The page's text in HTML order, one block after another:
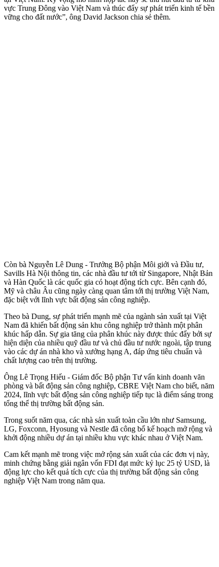
vực Trung Đông vào Việt Nam và thúc đẩy sự phát triển kinh tế bền
vững cho đất nước”, ông David Jackson chia sẻ thêm.
Còn bà Nguyễn Lê Dung - Trưởng Bộ phận Môi giới và Đầu tư,
Savills Hà Nội thông tin, các nhà đầu tư tới từ Singapore, Nhật Bản
và Hàn Quốc là các quốc gia có hoạt động tích cực. Bên cạnh đó,
Mỹ và châu Âu cũng ngày càng quan tâm tới thị trường Việt Nam,
đặc biệt với lĩnh vực bất động sản công nghiệp.
Theo bà Dung, sự phát triển mạnh mẽ của ngành sản xuất tại Việt
Nam đã khiến bất động sản khu công nghiệp trở thành một phân
khúc hấp dẫn. Sự gia tăng của phân khúc này được thúc đẩy bởi sự
hiện diện của nhiều quỹ đầu tư và chủ đầu tư nước ngoài, tập trung
vào các dự án nhà kho và xưởng hạng A, đáp ứng tiêu chuẩn và
chất lượng cao trên thị trường.
Ông Lê Trọng Hiếu - Giám đốc Bộ phận Tư vấn kinh doanh văn
phòng và bất động sản công nghiệp, CBRE Việt Nam cho biết, năm
2024, lĩnh vực bất động sản công nghiệp tiếp tục là điểm sáng trong
tổng thể thị trường bất động sản.
Trong suốt năm qua, các nhà sản xuất toàn cầu lớn như Samsung,
LG, Foxconn, Hyosung và Nestle đã công bố kế hoạch mở rộng và
khởi động nhiều dự án tại nhiều khu vực khác nhau ở Việt Nam.
Cam kết mạnh mẽ trong việc mở rộng sản xuất của các đơn vị này,
minh chứng bằng giải ngân vốn FDI đạt mức kỷ lục 25 tỷ USD, là
động lực cho kết quả tích cực của thị trường bất động sản công
nghiệp Việt Nam trong năm qua.